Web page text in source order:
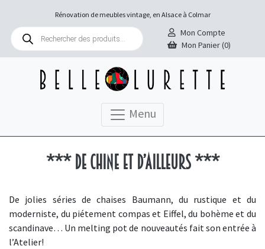
Rénovation de meubles vintage, en Alsace à Colmar
Recherche
produits
Mon Compte
Mon Panier (0)
Menu
*** De chine et d’ailleurs ***
De jolies séries de chaises Baumann, du rustique et du
moderniste, du piétement compas et Eiffel, du bohème et du
scandinave… Un melting pot de nouveautés fait son entrée à
l’Atelier!